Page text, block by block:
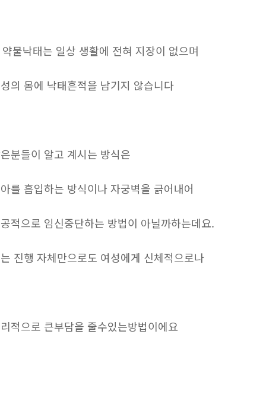
물낙태는 일상 생활에 전혀 지장이 없으며
의 몸에 낙태흔적을 남기지 않습니다
분들이 알고 계시는 방식은
를 흡입하는 방식이나 자궁벽을 긁어내어
적으로 임신중단하는 방법이 아닐까하는데요.
진행 자체만으로도 여성에게 신체적으로나
적으로 큰부담을 줄수있는방법이에요